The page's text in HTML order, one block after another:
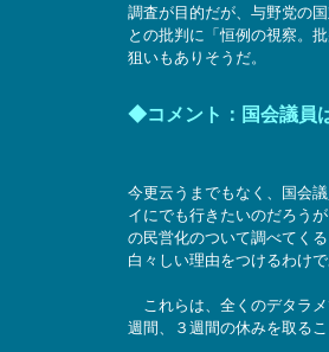
調査が目的だが、与野党の
との批判に「恒例の視察。
狙いもありそうだ。
◆コメント：国会議員
今更云うまでもなく、国会
イにでも行きたいのだろう
の民営化のついて調べてく
白々しい理由をつけるわけで
これらは、全くのデタラ
週間、３週間の休みを取る